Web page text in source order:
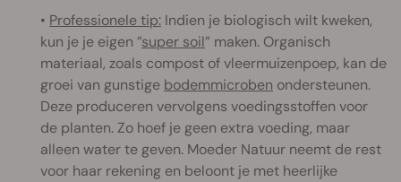
• Professionele tip: Indien je biologisch wilt kweken,
kun je je eigen ”super soil” maken. Organisch
materiaal, zoals compost of vleermuizenpoep, kan de
groei van gunstige bodemmicroben ondersteunen.
Deze produceren vervolgens voedingsstoffen voor
de planten. Zo hoef je geen extra voeding, maar
alleen water te geven. Moeder Natuur neemt de rest
voor haar rekening en beloont je met heerlijke